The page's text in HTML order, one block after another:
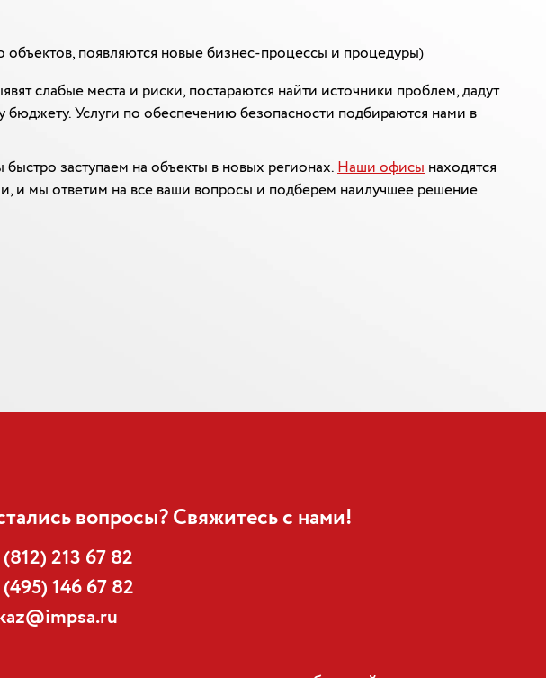
появляются новые бизнес-процессы и процедуры)
слабые места и риски, постараются найти источники проблем, дадут
Услуги по обеспечению безопасности подбираются нами в
заступаем на объекты в новых регионах.Наши офисы находятся
и мы ответим на все ваши вопросы и подберем наилучшее решение
вопросы? Свяжитесь с нами!
213 67 82
146 67 82